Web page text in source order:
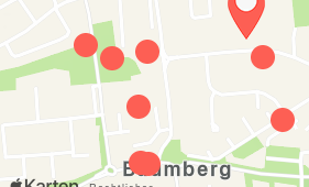
Partner
Kontakt
Impressum